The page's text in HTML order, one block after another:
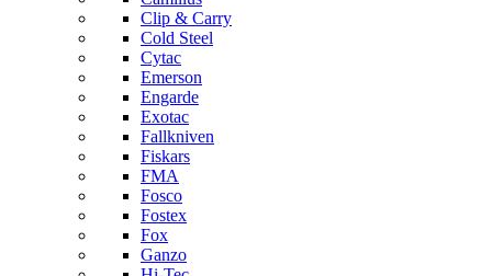
Clip & Carry
Cold Steel
Cytac
Emerson
Engarde
Exotac
Fallkniven
Fiskars
FMA
Fosco
Fostex
Fox
Ganzo